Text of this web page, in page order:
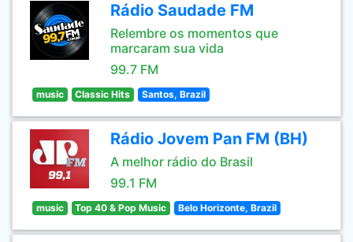
Rádio Saudade FM
Relembre os momentos que
marcaram sua vida
99.7 FM
music Classic Hits Santos, Brazil
Rádio Jovem Pan FM (BH)
A melhor rádio do Brasil
99.1 FM
music Top 40 & Pop Music Belo Horizonte, Brazil